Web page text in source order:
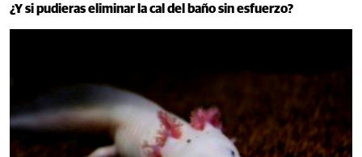
¿Y si pudieras eliminar la cal del baño sin esfuerzo?